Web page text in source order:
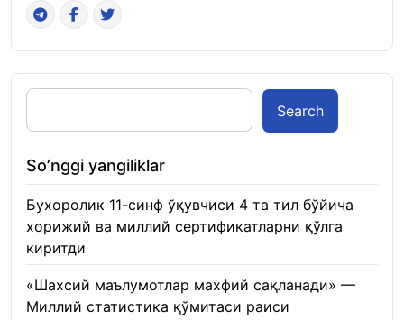
Search
So’nggi yangiliklar
Бухоролик 11-синф ўқувчиси 4 та тил бўйича
хорижий ва миллий сертификатларни қўлга
киритди
«Шахсий маълумотлар махфий сақланади» —
Миллий статистика қўмитаси раиси